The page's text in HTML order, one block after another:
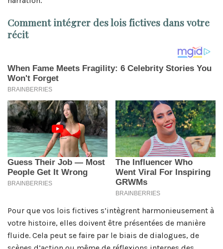
Comment intégrer des lois fictives dans votre
récit
Pour que vos lois fictives s’intègrent harmonieusement à
votre histoire, elles doivent être présentées de manière
fluide. Cela peut se faire par le biais de dialogues, de